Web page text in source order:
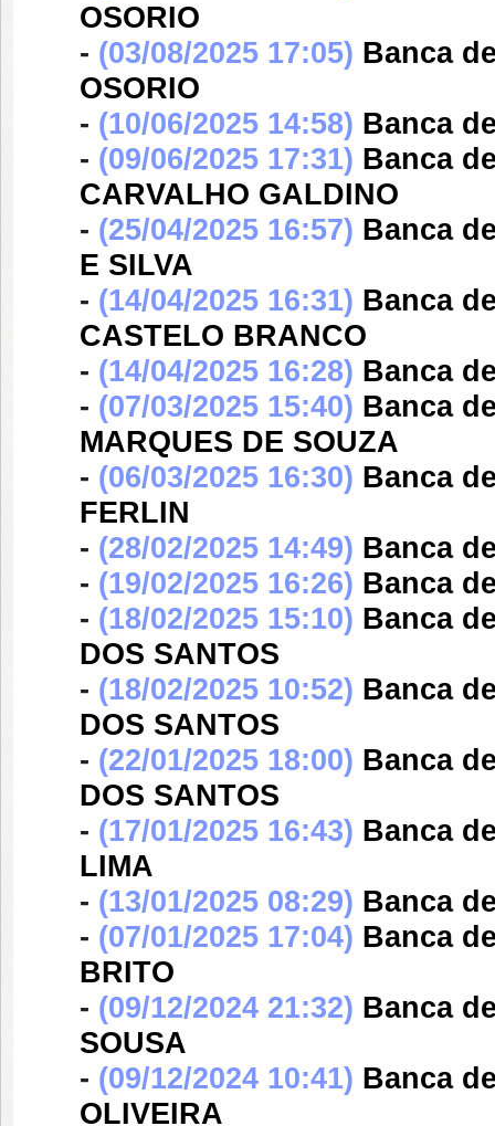
OSORIO
- (03/08/2025 17:05) Banca
OSORIO
- (10/06/2025 14:58) Banca
- (09/06/2025 17:31) Banca
CARVALHO GALDINO
- (25/04/2025 16:57) Banca
E SILVA
- (14/04/2025 16:31) Banca
CASTELO BRANCO
- (14/04/2025 16:28) Banca
- (07/03/2025 15:40) Banca
MARQUES DE SOUZA
- (06/03/2025 16:30) Banca
FERLIN
- (28/02/2025 14:49) Banca
- (19/02/2025 16:26) Banca
- (18/02/2025 15:10) Banca
DOS SANTOS
- (18/02/2025 10:52) Banca
DOS SANTOS
- (22/01/2025 18:00) Banca
DOS SANTOS
- (17/01/2025 16:43) Banca
LIMA
- (13/01/2025 08:29) Banca
- (07/01/2025 17:04) Banca
BRITO
- (09/12/2024 21:32) Banca
SOUSA
- (09/12/2024 10:41) Banca
OLIVEIRA